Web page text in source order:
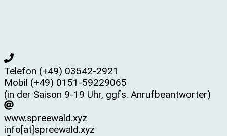
Telefon (+49) 03542-2921
Mobil (+49) 0151-59229065
(in der Saison 9-19 Uhr, ggfs. Anrufbeantworter)
www.spreewald.xyz
info[at]spreewald.xyz